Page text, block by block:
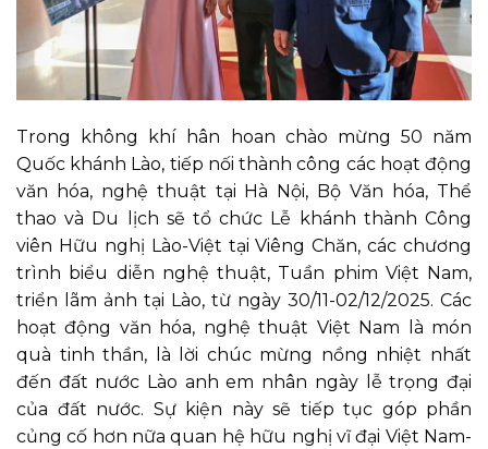
Trong không khí hân hoan chào mừng 50 năm
Quốc khánh Lào, tiếp nối thành công các hoạt động
văn hóa, nghệ thuật tại Hà Nội, Bộ Văn hóa, Thể
thao và Du lịch sẽ tổ chức Lễ khánh thành Công
viên Hữu nghị Lào-Việt tại Viêng Chăn, các chương
trình biểu diễn nghệ thuật, Tuần phim Việt Nam,
triển lãm ảnh tại Lào, từ ngày 30/11-02/12/2025. Các
hoạt động văn hóa, nghệ thuật Việt Nam là món
quà tinh thần, là lời chúc mừng nồng nhiệt nhất
đến đất nước Lào anh em nhân ngày lễ trọng đại
của đất nước. Sự kiện này sẽ tiếp tục góp phần
củng cố hơn nữa quan hệ hữu nghị vĩ đại Việt Nam-